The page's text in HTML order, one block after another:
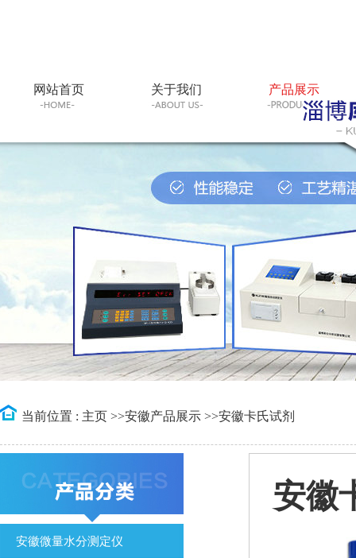
网站首页 关于我们 产品展示
当前位置 : 主页 >>安徽产品展示 >>安徽卡氏试剂
安徽微量水分测定仪
安徽